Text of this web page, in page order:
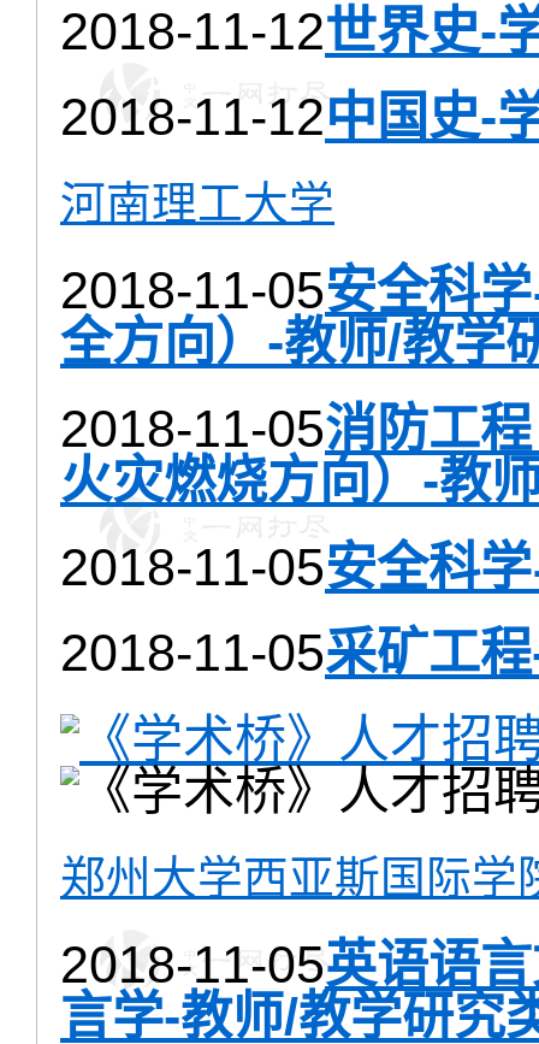
2018-11-12世界史-
2018-11-12中国史-
河南理工大学
2018-11-05安全科
全方向）-教师/教学
2018-11-05消防工
火灾燃烧方向）-教
2018-11-05安全科
2018-11-05采矿工
郑州大学西亚斯国际学
2018-11-05英语语
言学-教师/教学研究